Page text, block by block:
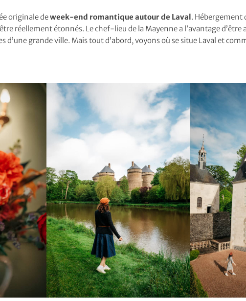
originale deweek-end romantique autour de Laval. Hébergement
réellement étonnés. Le chef-lieu de la Mayenne a l’avantage
grande ville. Mais tout d’abord, voyons où se situe Laval et